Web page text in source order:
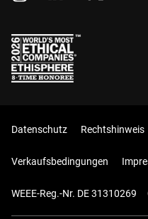
Datenschutz Rechtshinweis
Verkaufsbedingungen
WEEE-Reg.-Nr. DE 31310269